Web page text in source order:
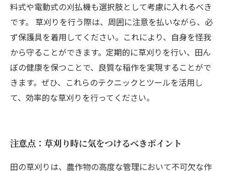
料式や電動式の刈払機も選択肢として考慮に入れるべき
です。 草刈りを行う際は、周囲に注意を払いながら、必
ず保護具を着用してください。これにより、自身を怪我
から守ることができます。定期的に草刈りを行い、田ん
ぼの健康を保つことで、良質な稲作を実現することがで
きます。ぜひ、これらのテクニックとツールを活用し
て、効率的な草刈りを行ってください。
注意点：草刈り時に気をつけるべきポイント
田の草刈りは、農作物の高度な管理において不可欠な作